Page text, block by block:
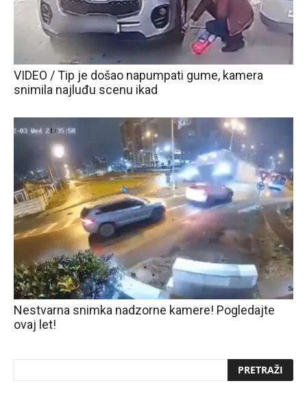
VIDEO / Tip je došao napumpati gume, kamera
snimila najluđu scenu ikad
Nestvarna snimka nadzorne kamere! Pogledajte
ovaj let!